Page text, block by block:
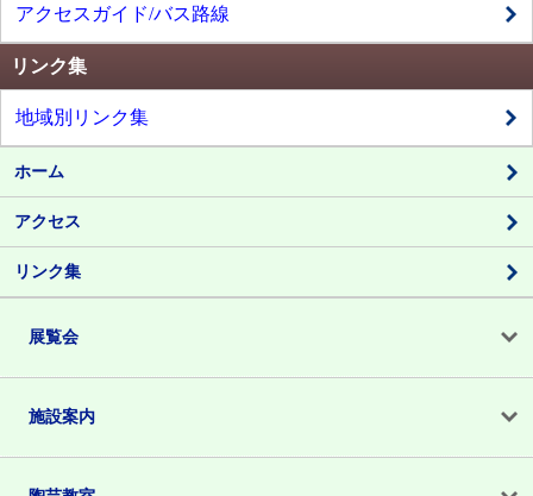
アクセスガイド/バス路線
リンク集
地域別リンク集
ホーム
アクセス
リンク集
展覧会
施設案内